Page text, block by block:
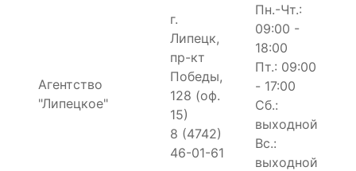
Агентство
"Липецкое"
г.
Липецк,
пр-кт
Победы,
128 (оф.
15)
8 (4742)
46-01-61
Пн.-Чт.:
09:00 -
18:00
Пт.: 09:00
- 17:00
Сб.:
выходной
Вс.:
выходной